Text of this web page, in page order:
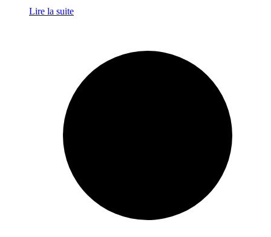
Lire la suite